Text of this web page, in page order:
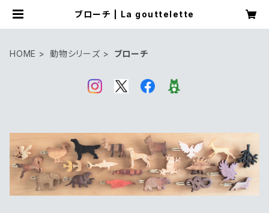
ブローチ | La gouttelette
HOME 動物シリーズ ブローチ